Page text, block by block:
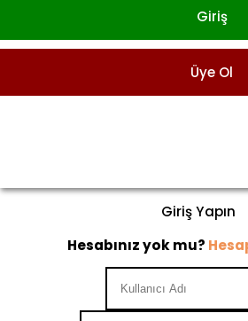
Giriş
Üye Ol
Giriş Yapın
Hesabınız yok mu?